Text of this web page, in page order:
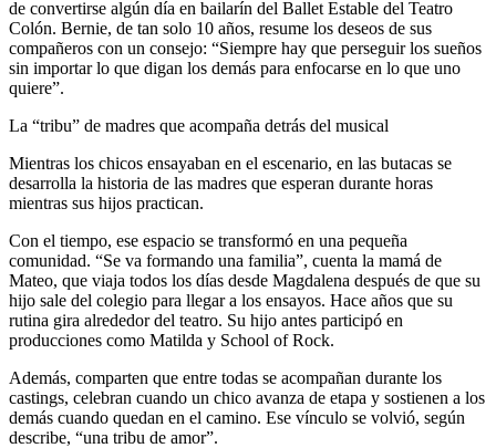
de convertirse algún día en bailarín del Ballet Estable del Teatro
Colón. Bernie, de tan solo 10 años, resume los deseos de sus
compañeros con un consejo: “Siempre hay que perseguir los sueños
sin importar lo que digan los demás para enfocarse en lo que uno
quiere”.
La “tribu” de madres que acompaña detrás del musical
Mientras los chicos ensayaban en el escenario, en las butacas se
desarrolla la historia de las madres que esperan durante horas
mientras sus hijos practican.
Con el tiempo, ese espacio se transformó en una pequeña
comunidad. “Se va formando una familia”, cuenta la mamá de
Mateo, que viaja todos los días desde Magdalena después de que su
hijo sale del colegio para llegar a los ensayos. Hace años que su
rutina gira alrededor del teatro. Su hijo antes participó en
producciones como Matilda y School of Rock.
Además, comparten que entre todas se acompañan durante los
castings, celebran cuando un chico avanza de etapa y sostienen a los
demás cuando quedan en el camino. Ese vínculo se volvió, según
describe, “una tribu de amor”.